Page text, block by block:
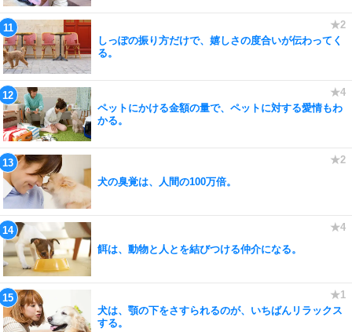
しっぽの振り方だけで、嬉しさの度合いが伝わってく
る。
ペットにかける金額の量で、ペットに対する愛情もわ
かる。
犬の臭覚は、人間の100万倍。
餌は、動物と人とを結びつける仲介になる。
犬は、顎の下をさすられるのが、いちばんリラックス
する。